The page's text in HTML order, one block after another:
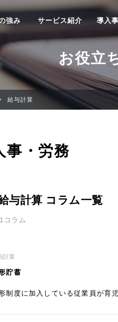
強み サービス紹介 導入
お役立
給与計算
事・労務
与計算 コラム一覧
コラム
計算
貯蓄
制度に加入している従業員が育